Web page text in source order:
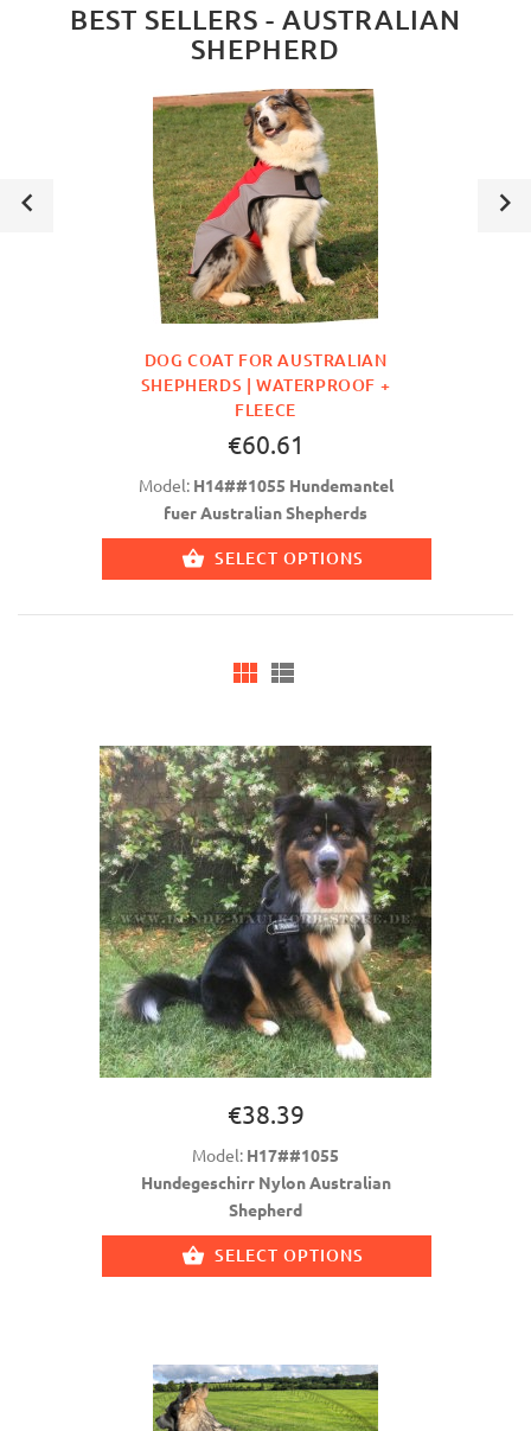
BEST SELLERS - AUSTRALIAN
SHEPHERD
DOG COAT FOR AUSTRALIAN
SHEPHERDS | WATERPROOF +
FLEECE
€60.61
Model: H14##1055 Hundemantel
fuer Australian Shepherds
SELECT OPTIONS
€38.39
Model: H17##1055
Hundegeschirr Nylon Australian
Shepherd
SELECT OPTIONS